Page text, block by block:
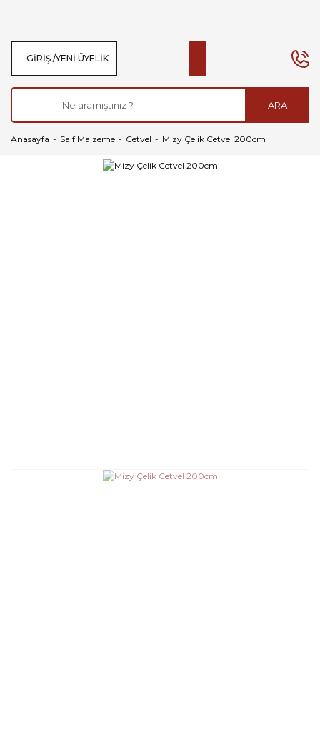
ARA
GIRIŞ /YENI ÜYELIK
Anasayfa Salf Malzeme Cetvel Mizy Çelik Cetvel 200cm